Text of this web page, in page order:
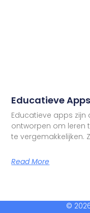
Educatieve
Educatieve apps
ontworpen om leren
te vergemakkelijken.
Read More
©